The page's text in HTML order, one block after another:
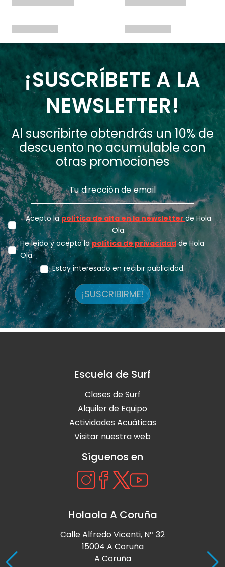
¡SUSCRÍBETE A LA
NEWSLETTER!
Al suscribirte obtendrás un 10% de
descuento no acumulable con
otras promociones
Acepto lapolítica de alta en la newsletter de Hola
Ola.
He leído y acepto lapolítica de privacidadde Hola
Ola.
Estoy interesado en recibir publicidad.
¡SUSCRIBIRME!
Escuela de Surf
Clases de Surf
Alquiler de Equipo
Actividades Acuáticas
Visitar nuestra web
Síguenos en
Holaola A Coruña
Calle Alfredo Vicenti, Nº 32
15004 A Coruña
A Coruña